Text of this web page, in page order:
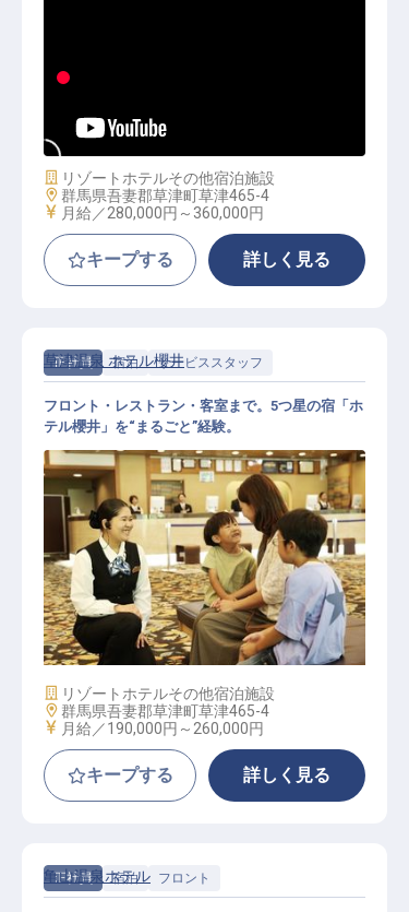
フロントマネージャー｜月給28〜36
ゾートの司令塔
施設業態
リゾートホテルその他宿泊施設
勤務地
群馬県吾妻郡草津町草津465-4
給与
月給／280,000円～ 360,000円
キープする 詳しく見る
正社員 宿泊 サービススタッフ
ホテル運営スタッフ│未経験歓迎／
年休105日／5つ星の宿のオールラウ
ンダー
草津温泉 ホテル櫻井
フロント・レストラン・客室まで。5つ星の宿「ホ
テル櫻井」を“まるごと”経験。
施設業態
リゾートホテルその他宿泊施設
勤務地
群馬県吾妻郡草津町草津465-4
給与
月給／190,000円～ 260,000円
キープする 詳しく見る
正社員 宿泊 フロント
亀山温泉ホテル